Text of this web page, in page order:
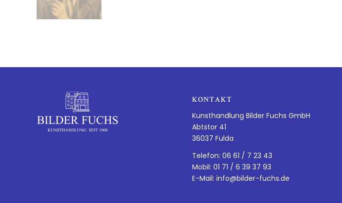
KONTAKT
Kunsthandlung Bilder Fuchs GmbH
Abtstor 41
36037 Fulda
Telefon: 06 61 / 7 23 43
Mobil: 01 71 / 6 39 37 93
E-Mail: info@bilder-fuchs.de